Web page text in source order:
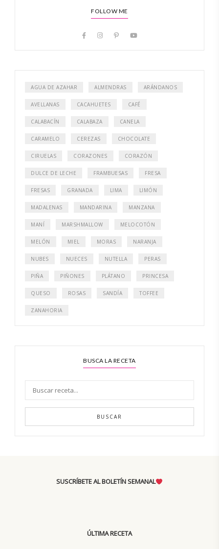
FOLLOW ME
AGUA DE AZAHAR ALMENDRAS ARÁNDANOS
AVELLANAS CACAHUETES CAFÉ
CALABACÍN CALABAZA CANELA
CARAMELO CEREZAS CHOCOLATE
CIRUELAS CORAZONES CORAZÓN
DULCE DE LECHE FRAMBUESAS FRESA
FRESAS GRANADA LIMA LIMÓN
MADALENAS MANDARINA MANZANA
MANÍ MARSHMALLOW MELOCOTÓN
MELÓN MIEL MORAS NARANJA
NUBES NUECES NUTELLA PERAS
PIÑA PIÑONES PLÁTANO PRINCESA
QUESO ROSAS SANDÍA TOFFEE
ZANAHORIA
BUSCA LA RECETA
BUSCAR
SUSCRÍBETE AL BOLETÍN SEMANAL
ÚLTIMA RECETA